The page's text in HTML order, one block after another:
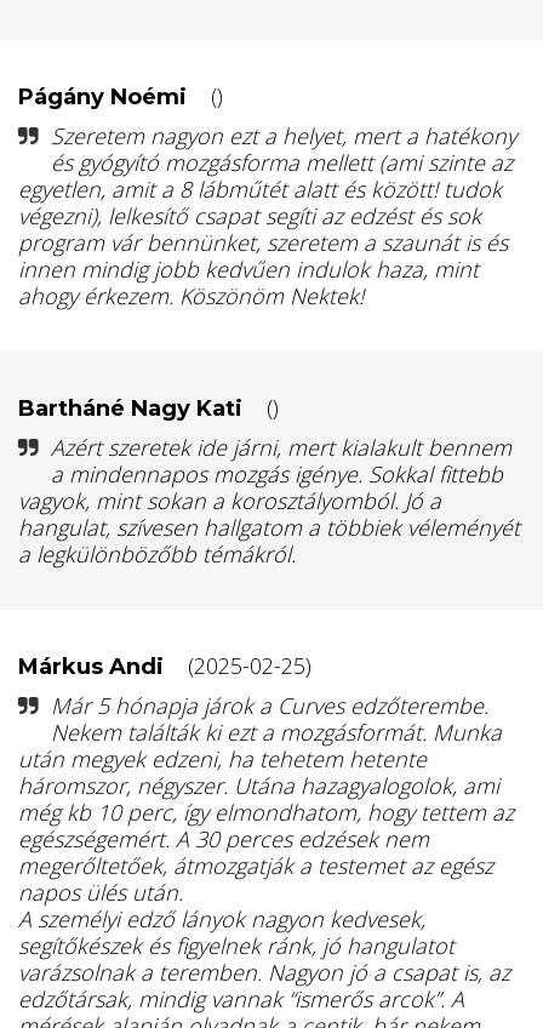
Págány Noémi
()
Szeretem nagyon ezt a helyet, mert a hatékony
és gyógyító mozgásforma mellett (ami szinte az
egyetlen, amit a 8 lábműtét alatt és között! tudok
végezni), lelkesítő csapat segíti az edzést és sok
program vár bennünket, szeretem a szaunát is és
innen mindig jobb kedvűen indulok haza, mint
ahogy érkezem. Köszönöm Nektek!
Bartháné Nagy Kati
()
Azért szeretek ide járni, mert kialakult bennem
a mindennapos mozgás igénye. Sokkal fittebb
vagyok, mint sokan a korosztályomból. Jó a
hangulat, szívesen hallgatom a többiek véleményét
a legkülönbözőbb témákról.
Márkus Andi
(2025-02-25)
Már 5 hónapja járok a Curves edzőterembe.
Nekem találták ki ezt a mozgásformát. Munka
után megyek edzeni, ha tehetem hetente
háromszor, négyszer. Utána hazagyalogolok, ami
még kb 10 perc, így elmondhatom, hogy tettem az
egészségemért. A 30 perces edzések nem
megerőltetőek, átmozgatják a testemet az egész
napos ülés után.
A személyi edző lányok nagyon kedvesek,
segítőkészek és figyelnek ránk, jó hangulatot
varázsolnak a teremben. Nagyon jó a csapat is, az
edzőtársak, mindig vannak “ismerős arcok”. A